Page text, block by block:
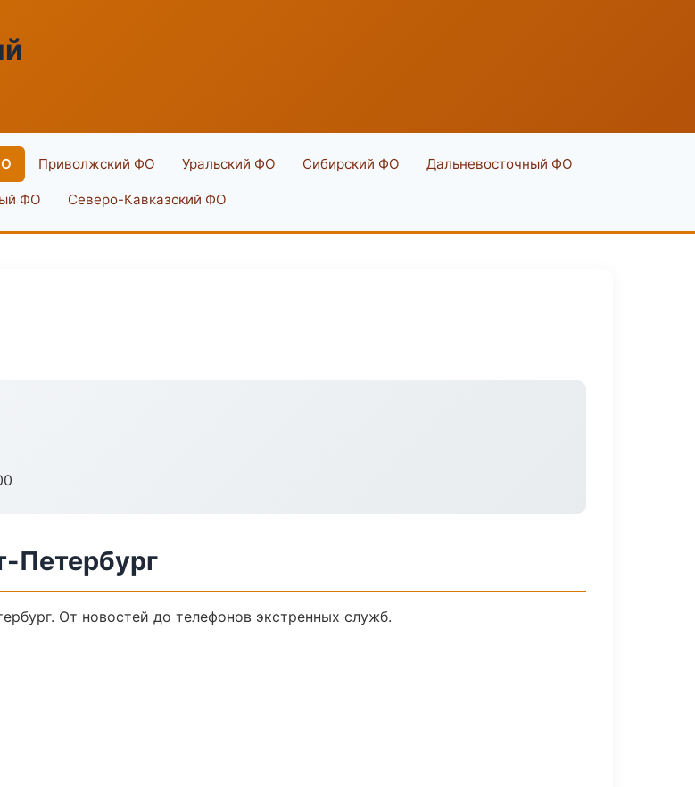
Приволжский ФО Уральский ФО Сибирский ФО Дальневосточный ФО
ФО Северо-Кавказский ФО
Петербург
От новостей до телефонов экстренных служб.